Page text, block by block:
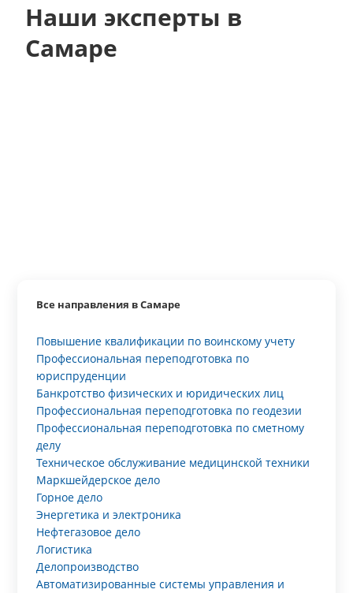
Наши эксперты в
Самаре
Все направления в Самаре
Повышение квалификации по воинскому учету
Профессиональная переподготовка по
юриспруденции
Банкротство физических и юридических лиц
Профессиональная переподготовка по геодезии
Профессиональная переподготовка по сметному
делу
Техническое обслуживание медицинской техники
Маркшейдерское дело
Горное дело
Энергетика и электроника
Нефтегазовое дело
Логистика
Делопроизводство
Автоматизированные системы управления и